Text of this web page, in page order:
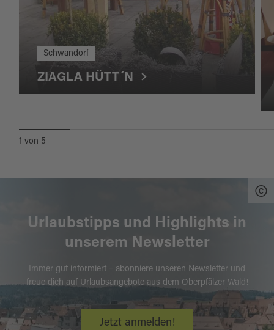
Schwandorf
ZIAGLA HÜTT´N
1 von 5
Urlaubstipps und Highlights in
unserem Newsletter
Immer gut informiert – abonniere unseren Newsletter und
freue dich auf Urlaubsangebote aus dem Oberpfälzer Wald!
Jetzt anmelden!